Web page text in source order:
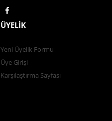
ÜYELİK
Yeni Üyelik Formu
Üye Girişi
Karşılaştırma Sayfası